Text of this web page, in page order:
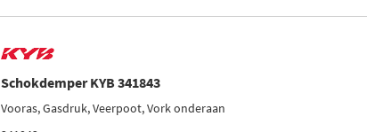
Schokdemper KYB 341843
Vooras, Gasdruk, Veerpoot, Vork onderaan